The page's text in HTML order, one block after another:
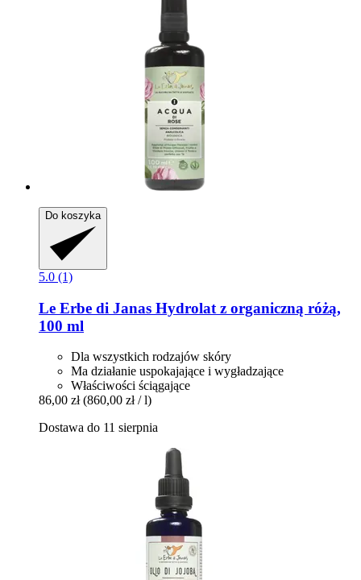
Do koszyka
5.0 (1)
Le Erbe di Janas Hydrolat z organiczną różą,
100 ml
Dla wszystkich rodzajów skóry
Ma działanie uspokajające i wygładzające
Właściwości ściągające
86,00 zł (860,00 zł / l)
Dostawa do 11 sierpnia